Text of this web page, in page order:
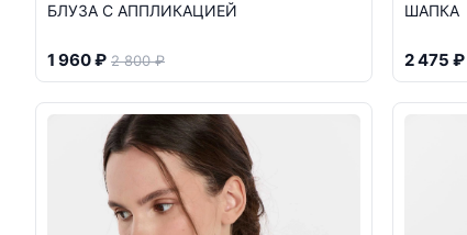
БЛУЗА С АППЛИКАЦИЕЙ
1 960 ₽ 2 800 ₽
ШАПКА
2 475 ₽